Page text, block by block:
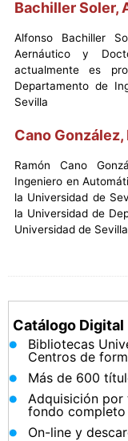
Bachiller Soler,
Alfonso Bachiller
Aernáutico y
actualmente es
Departamento de
Sevilla
Cano González,
Ramón Cano
Ingeniero en
la Universidad de
la Universidad de
Universidad de
Catálogo Digital
Bibliotecas
Centros de
Más de 600
Adquisición
fondo completo
On-line y